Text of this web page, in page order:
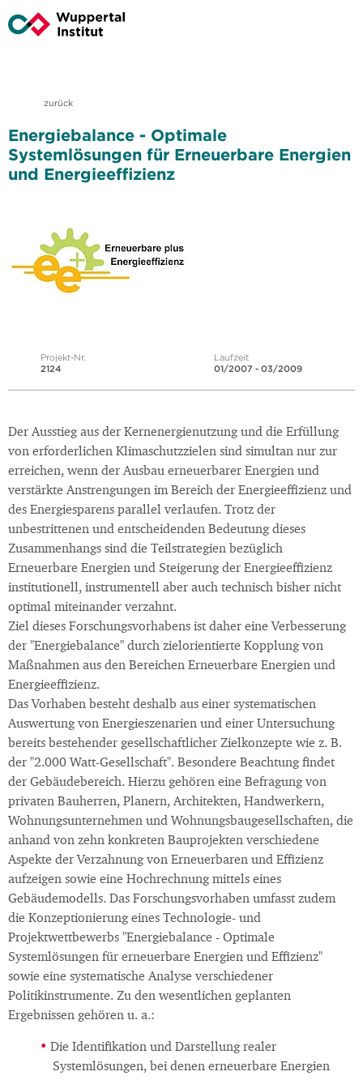
zurück
Energiebalance - Optimale
Systemlösungen für Erneuerbare Energien
und Energieeffizienz
Projekt-Nr.
2124
Laufzeit
01/2007 - 03/2009
Der Ausstieg aus der Kernenergienutzung und die Erfüllung
von erforderlichen Klimaschutzzielen sind simultan nur zur
erreichen, wenn der Ausbau erneuerbarer Energien und
verstärkte Anstrengungen im Bereich der Energieeffizienz und
des Energiesparens parallel verlaufen. Trotz der
unbestrittenen und entscheidenden Bedeutung dieses
Zusammenhangs sind die Teilstrategien bezüglich
Erneuerbare Energien und Steigerung der Energieeffizienz
institutionell, instrumentell aber auch technisch bisher nicht
optimal miteinander verzahnt.
Ziel dieses Forschungsvorhabens ist daher eine Verbesserung
der "Energiebalance" durch zielorientierte Kopplung von
Maßnahmen aus den Bereichen Erneuerbare Energien und
Energieeffizienz.
Das Vorhaben besteht deshalb aus einer systematischen
Auswertung von Energieszenarien und einer Untersuchung
bereits bestehender gesellschaftlicher Zielkonzepte wie z. B.
der "2.000 Watt-Gesellschaft". Besondere Beachtung findet
der Gebäudebereich. Hierzu gehören eine Befragung von
privaten Bauherren, Planern, Architekten, Handwerkern,
Wohnungsunternehmen und Wohnungsbaugesellschaften, die
anhand von zehn konkreten Bauprojekten verschiedene
Aspekte der Verzahnung von Erneuerbaren und Effizienz
aufzeigen sowie eine Hochrechnung mittels eines
Gebäudemodells. Das Forschungsvorhaben umfasst zudem
die Konzeptionierung eines Technologie- und
Projektwettbewerbs "Energiebalance - Optimale
Systemlösungen für erneuerbare Energien und Effizienz"
sowie eine systematische Analyse verschiedener
Politikinstrumente. Zu den wesentlichen geplanten
Ergebnissen gehören u. a.:
Die Identifikation und Darstellung realer
Systemlösungen, bei denen erneuerbare Energien